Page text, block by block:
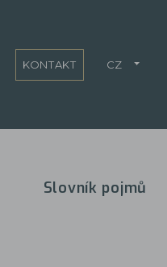
Slovník pojmů
KONTAKT CZ